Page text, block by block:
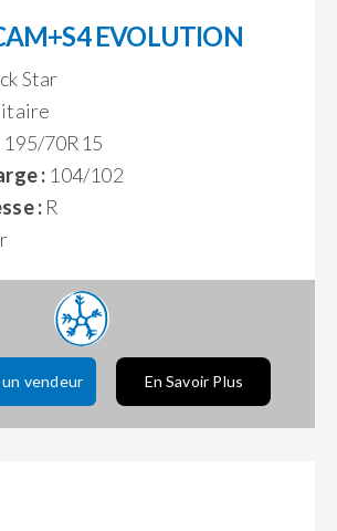
EVOLUTION
Star
195/70R15
: 104/102
: R
vendeur En Savoir Plus